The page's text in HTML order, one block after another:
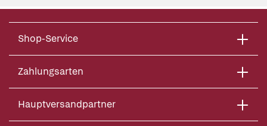
Shop-Service
Zahlungsarten
Hauptversandpartner